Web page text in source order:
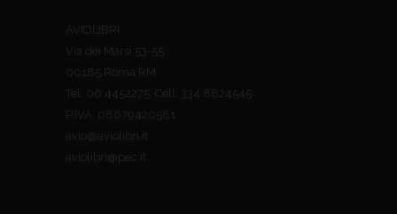
AVIOLIBRI
Via dei Marsi 53-55
00185 Roma RM
Tel. 06.4452275; Cell. 334.8824545
P.IVA: 08679420581
avio@aviolibri.it
aviolibri@pec.it